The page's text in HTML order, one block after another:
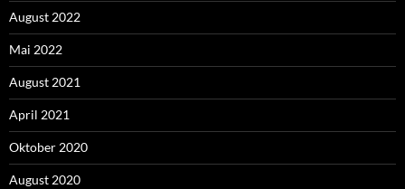
August 2022
Mai 2022
August 2021
April 2021
Oktober 2020
August 2020